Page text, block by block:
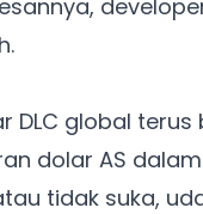
DLC global
dolar AS
tidak suka,
ulang, gratis dicoba.
Zona Sosmed